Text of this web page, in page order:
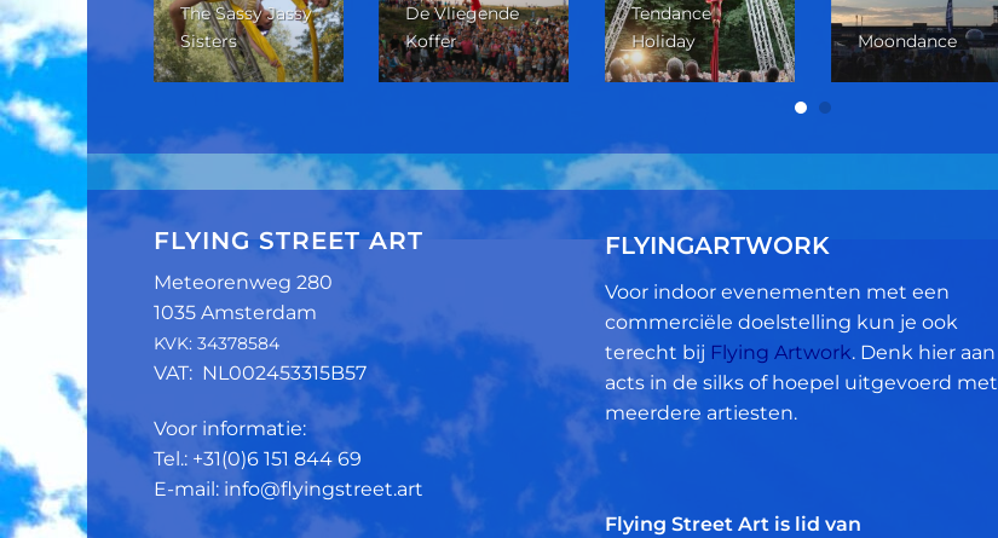
The Sassy Jassy
Sisters
De Vliegende
Koffer
Tendance
Holiday
Moondance
Zicht
FLYING STREET ART
Meteorenweg 280
1035 Amsterdam
KVK: 34378584
VAT: NL002453315B57
Voor informatie:
Tel.: +31(0)6 151 844 69
E-mail: info@flyingstreet.art
FLYINGARTWORK
Voor indoor evenementen met een
commerciële doelstelling kun je ook
terecht bij Flying Artwork. Denk hier aan
acts in de silks of hoepel uitgevoerd met
meerdere artiesten.
Flying Street Art is lid van